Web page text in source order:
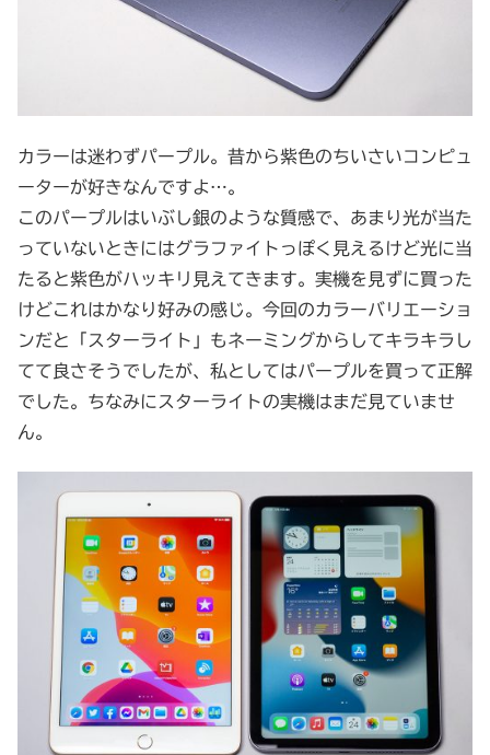
カラーは迷わずパープル。昔から紫色のちいさいコンピュ
ーターが好きなんですよ…。
このパープルはいぶし銀のような質感で、あまり光が当た
っていないときにはグラファイトっぽく見えるけど光に当
たると紫色がハッキリ見えてきます。実機を見ずに買った
けどこれはかなり好みの感じ。今回のカラーバリエーショ
ンだと「スターライト」もネーミングからしてキラキラし
てて良さそうでしたが、私としてはパープルを買って正解
でした。ちなみにスターライトの実機はまだ見ていませ
ん。